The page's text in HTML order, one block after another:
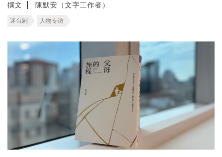
撰文 陳默安（文字工作者）
迷台剧 人物专访